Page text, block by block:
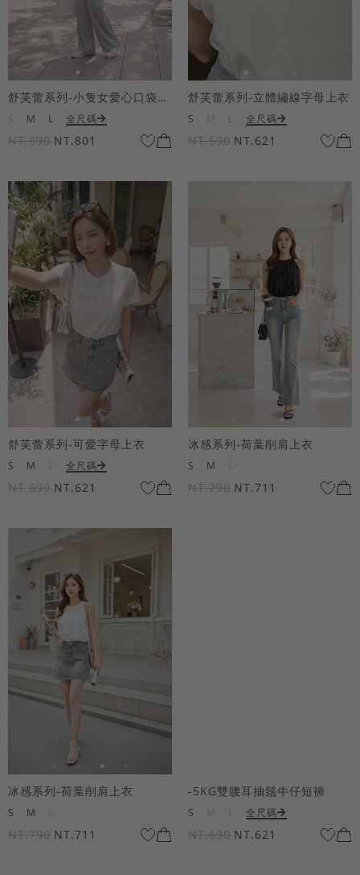
舒芙蕾系列-小隻女愛心口袋寬褲
M L 全尺碼
NT.890 NT.801
舒芙蕾系列-立體繡線字母上衣
S 全尺碼
NT.690 NT.621
舒芙蕾系列-可愛字母上衣
S M 全尺碼
NT.690 NT.621
冰感系列-荷葉削肩上衣
S M
NT.790 NT.711
冰感系列-荷葉削肩上衣
S M
NT.790 NT.711
-5KG雙腰耳抽鬚牛仔短褲
S 全尺碼
NT.690 NT.621